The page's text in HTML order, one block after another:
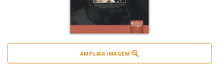
AMPLIAR IMAGEM